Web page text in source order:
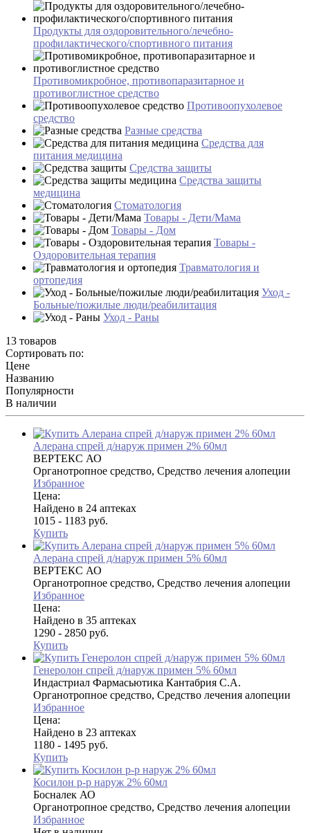
Продукты для оздоровительного/лечебно-
профилактического/спортивного питания
Противомикробное, противопаразитарное и
противоглистное средство
Противоопухолевое
средство
Разные средства
Средства для
питания медицина
Средства защиты
Средства защиты
медицина
Стоматология
Товары - Дети/Мама
Товары - Дом
Товары -
Оздоровительная терапия
Травматология и
ортопедия
Уход -
Больные/пожилые люди/реабилитация
Уход - Раны
13 товаров
Сортировать по:
Цене
Названию
Популярности
В наличии
Алерана спрей д/наруж примен 2% 60мл
ВЕРТЕКС АО
Органотропное средство, Средство лечения алопеции
Избранное
Цена:
Найдено в 24 аптеках
1015 - 1183 руб.
Купить
Алерана спрей д/наруж примен 5% 60мл
ВЕРТЕКС АО
Органотропное средство, Средство лечения алопеции
Избранное
Цена:
Найдено в 35 аптеках
1290 - 2850 руб.
Купить
Генеролон спрей д/наруж примен 5% 60мл
Индастриал Фармасьютика Кантабрия С.А.
Органотропное средство, Средство лечения алопеции
Избранное
Цена:
Найдено в 23 аптеках
1180 - 1495 руб.
Купить
Косилон р-р наруж 2% 60мл
Босналек АО
Органотропное средство, Средство лечения алопеции
Избранное